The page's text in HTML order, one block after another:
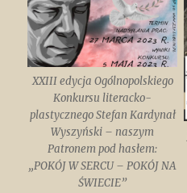
XXIII edycja Ogólnopolskiego
Konkursu literacko-
plastycznego Stefan Kardynał
Wyszyński – naszym
Patronem pod hasłem:
„POKÓJ W SERCU – POKÓJ NA
ŚWIECIE”